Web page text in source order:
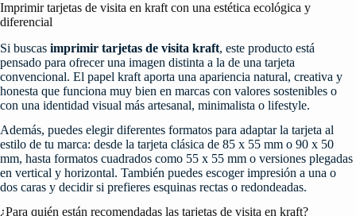
Imprimir tarjetas de visita en kraft con una estética ecológica y
diferencial
Si buscas imprimir tarjetas de visita kraft, este producto está
pensado para ofrecer una imagen distinta a la de una tarjeta
convencional. El papel kraft aporta una apariencia natural, creativa y
honesta que funciona muy bien en marcas con valores sostenibles o
con una identidad visual más artesanal, minimalista o lifestyle.
Además, puedes elegir diferentes formatos para adaptar la tarjeta al
estilo de tu marca: desde la tarjeta clásica de 85 x 55 mm o 90 x 50
mm, hasta formatos cuadrados como 55 x 55 mm o versiones plegadas
en vertical y horizontal. También puedes escoger impresión a una o
dos caras y decidir si prefieres esquinas rectas o redondeadas.
¿Para quién están recomendadas las tarjetas de visita en kraft?